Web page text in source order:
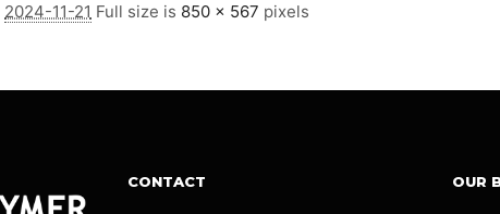
2024-11-21 Full size is 850 × 567 pixels
CONTACT OUR